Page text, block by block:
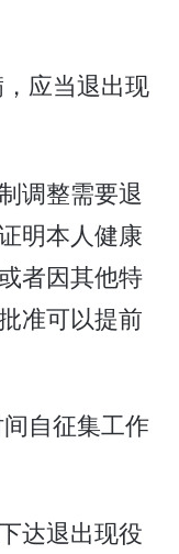
应当退出现
调整需要退
明本人健康
者因其他特
准可以提前
自征集工作
达退出现役